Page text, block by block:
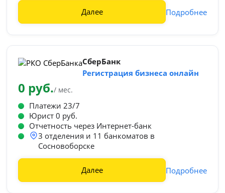
Далее Подробнее
СберБанк
Регистрация бизнеса онлайн
0 руб./ мес.
Платежи 23/7
Юрист 0 руб.
Отчетность через Интернет-банк
3 отделения и 11 банкоматов в
Сосновоборске
Далее Подробнее